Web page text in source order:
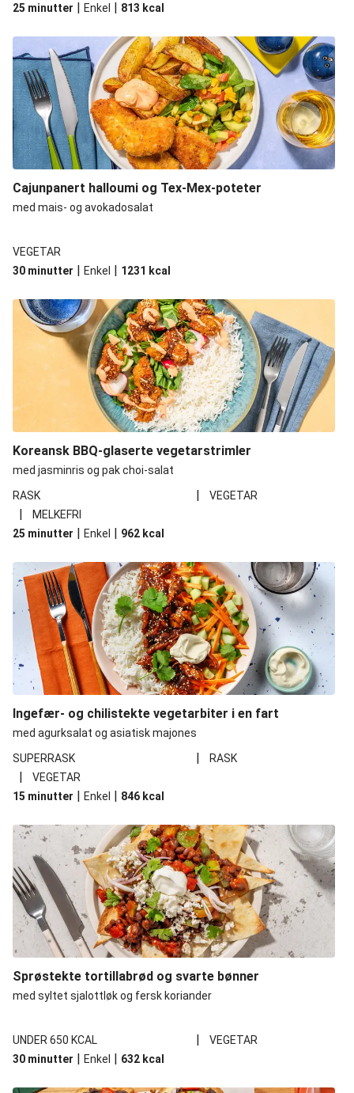
25 minutter | Enkel | 813 kcal
Cajunpanert halloumi og Tex-Mex-poteter
med mais- og avokadosalat
VEGETAR
30 minutter | Enkel | 1231 kcal
Koreansk BBQ-glaserte vegetarstrimler
med jasminris og pak choi-salat
RASK
| VEGETAR
|
MELKEFRI
25 minutter | Enkel | 962 kcal
Ingefær- og chilistekte vegetarbiter i en fart
med agurksalat og asiatisk majones
SUPERRASK
| RASK
|
VEGETAR
15 minutter | Enkel | 846 kcal
Sprøstekte tortillabrød og svarte bønner
med syltet sjalottløk og fersk koriander
UNDER 650 KCAL |
VEGETAR
30 minutter | Enkel | 632 kcal